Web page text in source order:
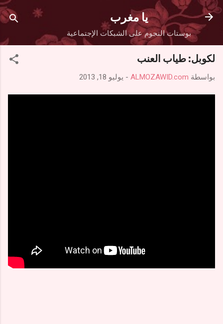
التخطي إلى المحتوى الرئيسي
يا مغرب
بوستات النجوم على الشبكات الإجتماعية
لكوبل: طياب العنب
بواسطة ALMOZAWID.com
- يوليو 18, 2013